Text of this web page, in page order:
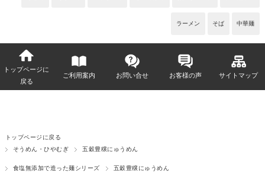
ラーメン そば 中華麺
トップページに
戻る
ご利用案内 お問い合せ お客様の声 サイトマップ
トップページに戻る
そうめん・ひやむぎ
五穀豊穣にゅうめん
食塩無添加で造った麺シリーズ 五穀豊穣にゅうめん